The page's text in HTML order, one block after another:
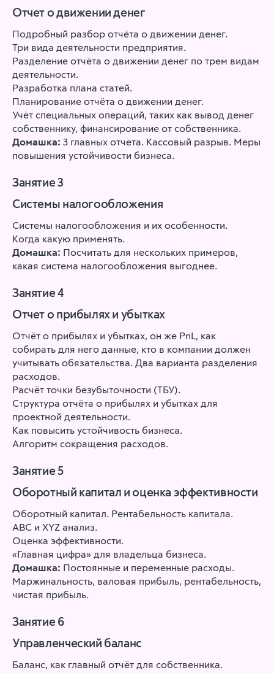
Отчет о движении денег
Подробный разбор отчёта о движении денег.
Три вида деятельности предприятия.
Разделение отчёта о движении денег по трем видам
деятельности.
Разработка плана статей.
Планирование отчёта о движении денег.
Учёт специальных операций, таких как вывод денег
собственнику, финансирование от собственника.
Домашка: 3 главных отчета. Кассовый разрыв. Меры
повышения устойчивости бизнеса.
Занятие 3
Системы налогообложения
Системы налогообложения и их особенности.
Когда какую применять.
Домашка: Посчитать для нескольких примеров,
какая система налогообложения выгоднее.
Занятие 4
Отчет о прибылях и убытках
Отчёт о прибылях и убытках, он же PnL, как
собирать для него данные, кто в компании должен
учитывать обязательства. Два варианта разделения
расходов.
Расчёт точки безубыточности (ТБУ).
Структура отчёта о прибылях и убытках для
проектной деятельности.
Как повысить устойчивость бизнеса.
Алгоритм сокращения расходов.
Занятие 5
Оборотный капитал и оценка эффективности
Оборотный капитал. Рентабельность капитала.
ABC и XYZ анализ.
Оценка эффективности.
«Главная цифра» для владельца бизнеса.
Домашка: Постоянные и переменные расходы.
Маржинальность, валовая прибыль, рентабельность,
чистая прибыль.
Занятие 6
Управленческий баланс
Баланс, как главный отчёт для собственника.